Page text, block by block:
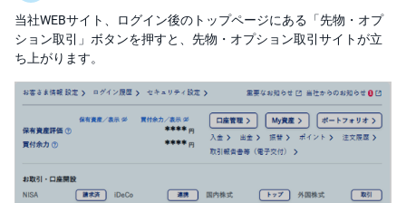
i
D
e
C
o
当社WEBサイト、ログイン後のトップページにある「先物・オプ
ション取引」ボタンを押すと、先物・オプション取引サイトが立
ち上がります。